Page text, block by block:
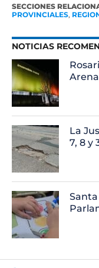
SECCIONES
PROVINCIALES,
NOTICIAS
Arena
La
7, 8 y